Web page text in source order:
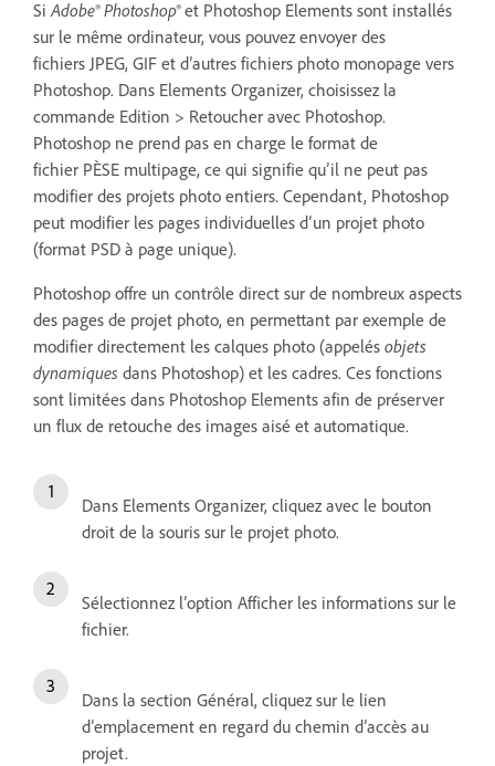
SiAdobe® Photoshop®et Photoshop Elements sont installés
sur le même ordinateur, vous pouvez envoyer des
fichiers JPEG, GIF et d’autres fichiers photo monopage vers
Photoshop. Dans Elements Organizer, choisissez la
commande Edition > Retoucher avec Photoshop.
Photoshop ne prend pas en charge le format de
fichier PÈSE multipage, ce qui signifie qu’il ne peut pas
modifier des projets photo entiers. Cependant, Photoshop
peut modifier les pages individuelles d’un projet photo
(format PSD à page unique).
Photoshop offre un contrôle direct sur de nombreux aspects
des pages de projet photo, en permettant par exemple de
modifier directement les calques photo (appelés objets
dynamiques dans Photoshop) et les cadres. Ces fonctions
sont limitées dans Photoshop Elements afin de préserver
un flux de retouche des images aisé et automatique.
Dans Elements Organizer, cliquez avec le bouton
droit de la souris sur le projet photo.
Sélectionnez l’option Afficher les informations sur le
fichier.
Dans la section Général, cliquez sur le lien
d’emplacement en regard du chemin d’accès au
projet.